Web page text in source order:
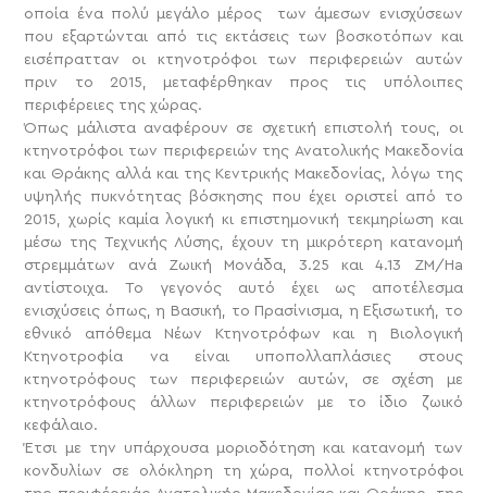
οποία ένα πολύ μεγάλο μέρος των άμεσων ενισχύσεων
που εξαρτώνται από τις εκτάσεις των βοσκοτόπων και
εισέπρατταν οι κτηνοτρόφοι των περιφερειών αυτών
πριν το 2015, μεταφέρθηκαν προς τις υπόλοιπες
περιφέρειες της χώρας.
Όπως μάλιστα αναφέρουν σε σχετική επιστολή τους, οι
κτηνοτρόφοι των περιφερειών της Ανατολικής Μακεδονία
και Θράκης αλλά και της Κεντρικής Μακεδονίας, λόγω της
υψηλής πυκνότητας βόσκησης που έχει οριστεί από το
2015, χωρίς καμία λογική κι επιστημονική τεκμηρίωση και
μέσω της Τεχνικής Λύσης, έχουν τη μικρότερη κατανομή
στρεμμάτων ανά Ζωική Μονάδα, 3.25 και 4.13 ΖΜ/Ha
αντίστοιχα. Το γεγονός αυτό έχει ως αποτέλεσμα
ενισχύσεις όπως, η Βασική, το Πρασίνισμα, η Εξισωτική, το
εθνικό απόθεμα Νέων Κτηνοτρόφων και η Βιολογική
Κτηνοτροφία να είναι υποπολλαπλάσιες στους
κτηνοτρόφους των περιφερειών αυτών, σε σχέση με
κτηνοτρόφους άλλων περιφερειών με το ίδιο ζωικό
κεφάλαιο.
Έτσι με την υπάρχουσα μοριοδότηση και κατανομή των
κονδυλίων σε ολόκληρη τη χώρα, πολλοί κτηνοτρόφοι